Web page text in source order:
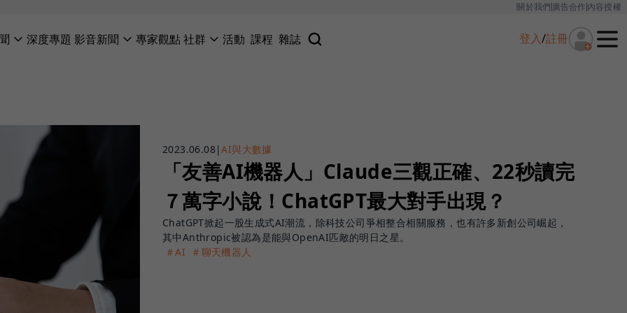
關於我們廣告合作內容授權
深度專題 影音新聞 專家觀點社群 活動 課程 雜誌 登入/註冊
2023.06.08|AI與大數據
「友善AI機器人」Claude三觀正確、22秒讀完
７萬字小說！ChatGPT最大對手出現？
ChatGPT掀起一股生成式AI潮流，除科技公司爭相整合相關服務，也有許多新創公司崛起，
其中Anthropic被認為是能與OpenAI匹敵的明日之星。
＃AI
＃聊天機器人